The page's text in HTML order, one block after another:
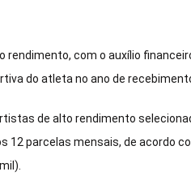
com o auxílio
do atleta no ano de
de alto rendimento
12 parcelas mensais, de acordo